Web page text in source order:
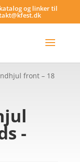
og linker til
front – 18
-